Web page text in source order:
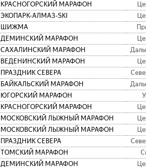
КРАСНОГОРСКИЙ МАРАФОН
ЭКОПАРК-АЛМАЗ-SKI
ШИЖМА
ДЕМИНСКИЙ МАРАФОН
САХАЛИНСКИЙ МАРАФОН
ВЕДЕНИНСКИЙ МАРАФОН
ПРАЗДНИК СЕВЕРА
БАЙКАЛЬСКИЙ МАРАФОН
ЮГОРСКИЙ МАРАФОН
КРАСНОГОРСКИЙ МАРАФОН
МОСКОВСКИЙ ЛЫЖНЫЙ МАРАФОН
МОСКОВСКИЙ ЛЫЖНЫЙ МАРАФОН
ПРАЗДНИК СЕВЕРА
ТОМСКИЙ МАРАФОН
ДЕМИНСКИЙ МАРАФОН